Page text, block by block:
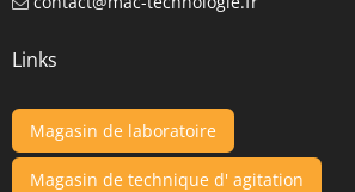
Links
Magasin de laboratoire
Magasin de technique d' agitation